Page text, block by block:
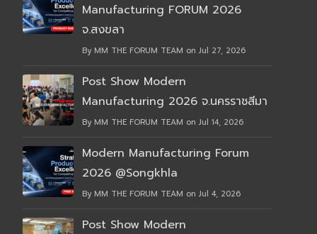
Manufacturing FORUM 2026
จ.สงขลา
By MM THE FORUM TEAM on Jul 27, 2026
Post Show Modern
Manufacturing 2026 จ.นครราชสีมา
By MM THE FORUM TEAM on Jul 14, 2026
Modern Manufacturing Forum
2026 @Songkhla
By MM THE FORUM TEAM on Jul 4, 2026
Post Show Modern